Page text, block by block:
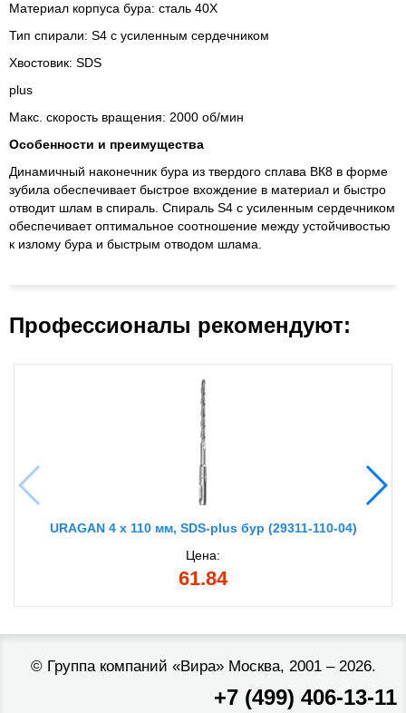
Материал корпуса бура: сталь 40Х
Тип спирали: S4 с усиленным сердечником
Хвостовик: SDS
plus
Макс. скорость вращения: 2000 об/мин
Особенности и преимущества
Динамичный наконечник бура из твердого сплава ВК8 в форме
зубила обеспечивает быстрое вхождение в материал и быстро
отводит шлам в спираль. Спираль S4 с усиленным сердечником
обеспечивает оптимальное соотношение между устойчивостью
к излому бура и быстрым отводом шлама.
Профессионалы рекомендуют:
URAGAN 4 х 110 мм, SDS-plus бур (29311-110-04)
Цена:
61.84
© Группа компаний «Вира»Москва, 2001 – 2026.
+7 (499) 406-13-11